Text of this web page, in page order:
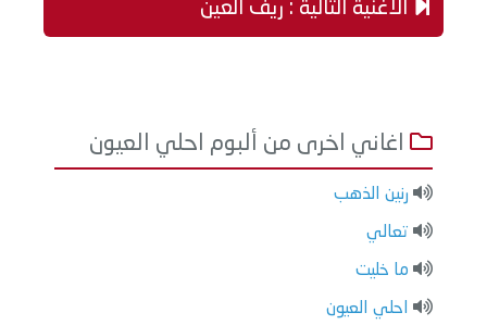
الاغنية التالية : ريف العين
اغاني اخرى من ألبوم احلي العيون
رنين الذهب
تعالي
ما خليت
احلي العيون